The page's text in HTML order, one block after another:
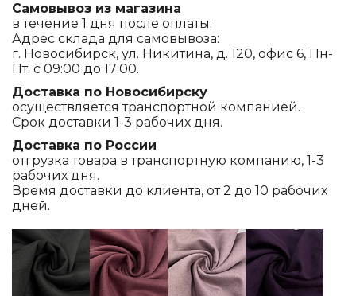
Самовывоз из магазина
в течение 1 дня после оплаты;
Адрес склада для самовывоза:
г. Новосибирск, ул. Никитина, д. 120, офис 6, Пн-
Пт: с 09:00 до 17:00.
Доставка по Новосибирску
осуществляется транспортной компанией.
Срок доставки 1-3 рабочих дня.
Доставка по России
отгрузка товара в транспортную компанию, 1-3
рабочих дня.
Время доставки до клиента, от 2 до 10 рабочих
дней.